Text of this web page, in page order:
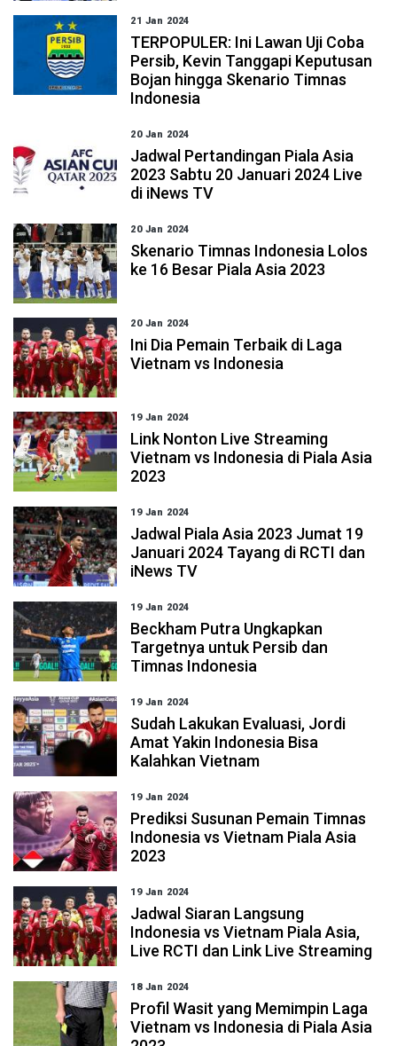
21 Jan 2024
TERPOPULER: Ini Lawan Uji Coba
Persib, Kevin Tanggapi Keputusan
Bojan hingga Skenario Timnas
Indonesia
20 Jan 2024
Jadwal Pertandingan Piala Asia
2023 Sabtu 20 Januari 2024 Live
di iNews TV
20 Jan 2024
Skenario Timnas Indonesia Lolos
ke 16 Besar Piala Asia 2023
20 Jan 2024
Ini Dia Pemain Terbaik di Laga
Vietnam vs Indonesia
19 Jan 2024
Link Nonton Live Streaming
Vietnam vs Indonesia di Piala Asia
2023
19 Jan 2024
Jadwal Piala Asia 2023 Jumat 19
Januari 2024 Tayang di RCTI dan
iNews TV
19 Jan 2024
Beckham Putra Ungkapkan
Targetnya untuk Persib dan
Timnas Indonesia
19 Jan 2024
Sudah Lakukan Evaluasi, Jordi
Amat Yakin Indonesia Bisa
Kalahkan Vietnam
19 Jan 2024
Prediksi Susunan Pemain Timnas
Indonesia vs Vietnam Piala Asia
2023
19 Jan 2024
Jadwal Siaran Langsung
Indonesia vs Vietnam Piala Asia,
Live RCTI dan Link Live Streaming
18 Jan 2024
Profil Wasit yang Memimpin Laga
Vietnam vs Indonesia di Piala Asia